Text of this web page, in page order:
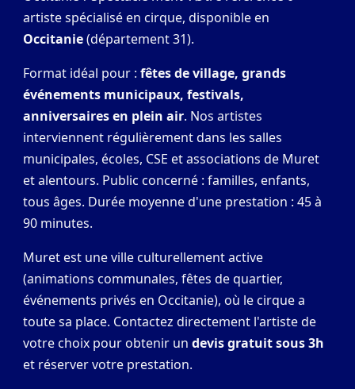
artiste spécialisé en cirque, disponible en
Occitanie(département 31).
Format idéal pour : fêtes de village, grands
événements municipaux, festivals,
anniversaires en plein air. Nos artistes
interviennent régulièrement dans les salles
municipales, écoles, CSE et associations de Muret
et alentours. Public concerné : familles, enfants,
tous âges. Durée moyenne d'une prestation : 45 à
90 minutes.
Muret est une ville culturellement active
(animations communales, fêtes de quartier,
événements privés en Occitanie), où le cirque a
toute sa place. Contactez directement l'artiste de
votre choix pour obtenir un devis gratuit sous 3h
et réserver votre prestation.